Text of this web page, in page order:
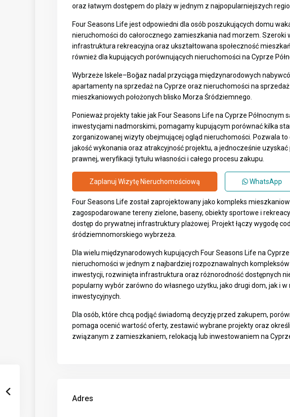
oraz łatwym dostępem do plaży w jednym z najpopularniejszych
Four Seasons Life jest odpowiedni dla osób poszukujących domu
nieruchomości do całorocznego zamieszkania nad morzem. Szeroki
infrastruktura rekreacyjna oraz ukształtowana społeczność
również dla kupujących porównujących nieruchomości na Cyprze
Wybrzeże Iskele–Boğaz nadal przyciąga międzynarodowych
apartamenty na sprzedaż na Cyprze oraz nieruchomości na sprzedaż
mieszkaniowych położonych blisko Morza Śródziemnego.
Ponieważ projekty takie jak Four Seasons Life na Cyprze
inwestycjami nadmorskimi, pomagamy kupującym porównać kilka
zorganizowanej wizyty obejmującej ogląd nieruchomości. Pozwala to
jakość wykonania oraz atrakcyjność projektu, a jednocześnie
prawnej, weryfikacji tytułu własności i całego procesu zakupu.
Zaplanuj Wizytę Nieruchomościową WhatsApp
Four Seasons Life został zaprojektowany jako kompleks
zagospodarowane tereny zielone, baseny, obiekty sportowe i
dostęp do prywatnej infrastruktury plażowej. Projekt łączy wygodę
śródziemnomorskiego wybrzeża.
Dla wielu międzynarodowych kupujących Four Seasons Life na
nieruchomości w jednym z najbardziej rozpoznawalnych
inwestycji, rozwinięta infrastruktura oraz różnorodność dostępnych
popularny wybór zarówno do własnego użytku, jako drugi dom, jak i
inwestycyjnych.
Dla osób, które chcą podjąć świadomą decyzję przed zakupem,
pomaga ocenić wartość oferty, zestawić wybrane projekty oraz
związanym z zamieszkaniem, relokacją lub inwestowaniem na
Adres